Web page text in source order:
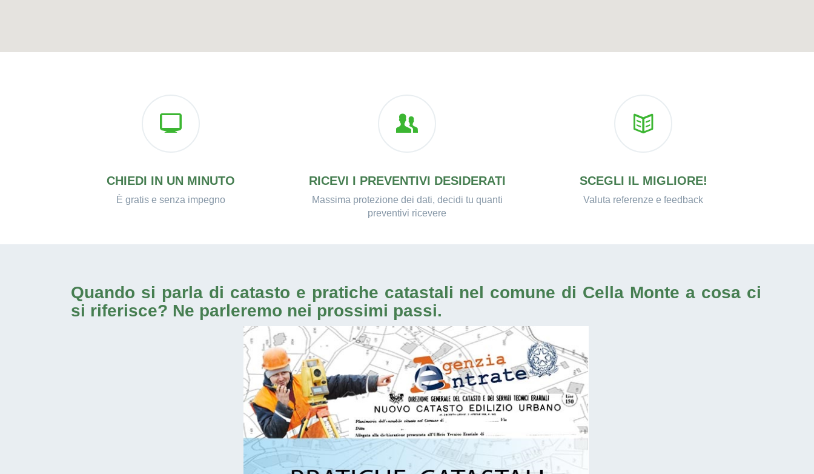
CHIEDI IN UN MINUTO
È gratis e senza impegno
RICEVI I PREVENTIVI DESIDERATI
Massima protezione dei dati, decidi tu quanti
preventivi ricevere
SCEGLI IL MIGLIORE!
Valuta referenze e feedback
Quando si parla di catasto e pratiche catastali nel comune di Cella Monte a cosa ci
si riferisce? Ne parleremo nei prossimi passi.